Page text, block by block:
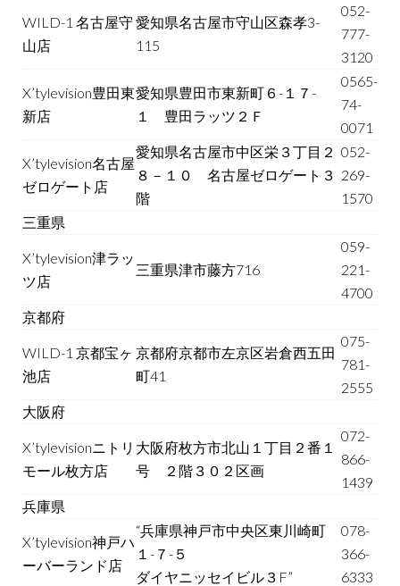
WILD-1 名古屋守
山店
愛知県名古屋市守山区森孝3-
115
052-
777-
3120
X’tylevision豊田東
新店
愛知県豊田市東新町６-１７-
１ 豊田ラッツ２Ｆ
0565-
74-
0071
X’tylevision名古屋
ゼロゲート店
愛知県名古屋市中区栄３丁目２
８－１０ 名古屋ゼロゲート３
階
052-
269-
1570
三重県
X’tylevision津ラッ
ツ店
三重県津市藤方716
059-
221-
4700
京都府
WILD-1 京都宝ヶ
池店
京都府京都市左京区岩倉西五田
町41
075-
781-
2555
大阪府
X’tylevisionニトリ
モール枚方店
大阪府枚方市北山１丁目２番１
号 ２階３０２区画
072-
866-
1439
兵庫県
X’tylevision神戸ハ
ーバーランド店
“兵庫県神戸市中央区東川崎町
１-７-５
ダイヤニッセイビル３F”
078-
366-
6333